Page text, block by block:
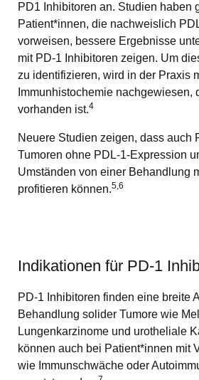
PD1 Inhibitoren an. Studien haben
Patient*innen, die nachweislich
vorweisen, bessere Ergebnisse
mit PD-1 Inhibitoren zeigen. Um
zu identifizieren, wird in der Praxis
Immunhistochemie nachgewiesen,
vorhanden ist.4
Neuere Studien zeigen, dass auch
Tumoren ohne PDL-1-Expression
Umständen von einer Behandlung
profitieren können.5,6
Indikationen für PD-1
PD-1 Inhibitoren finden eine breite
Behandlung solider Tumore wie
Lungenkarzinome und urotheliale
können auch bei Patient*innen mit
wie Immunschwäche oder